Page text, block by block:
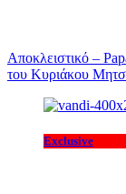
Αποκλειστικό –
του Κυριάκου
Exclusive